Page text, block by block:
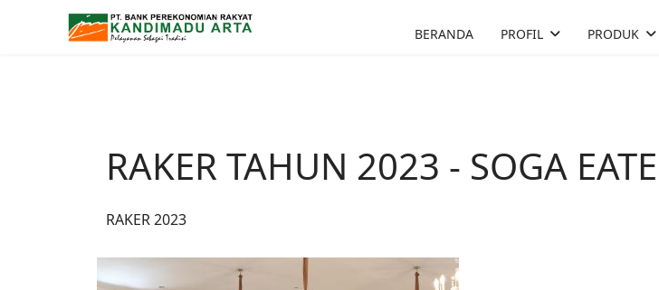
BERANDA PROFIL PRODUK
RAKER TAHUN 2023 - SOGA
RAKER 2023